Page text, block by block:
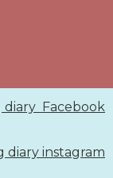
diary Facebook
diary instagram